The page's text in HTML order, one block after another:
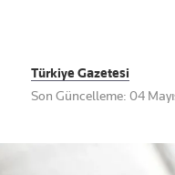
Türkiye Gazetesi
Son Güncelleme: 04